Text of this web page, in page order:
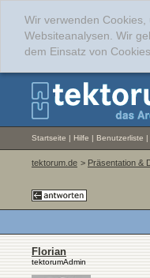
Wir verwenden
Websiteanalysen. Wir
dem Einsatz von
Startseite | Hilfe | Benutzerliste |
tektorum.de > Präsentation &
Florian
tektorumAdmin